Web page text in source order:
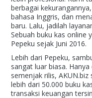
berbagai
bahasa Inggris, dan
baru. Lalu, jadilah
Sebuah buku kas online
Pepeku sejak Juni 2016.
Lebih dari Pepeku,
sangat luar biasa.
semenjak rilis,
lebih dari 50.000 buku
transaksi keuangan